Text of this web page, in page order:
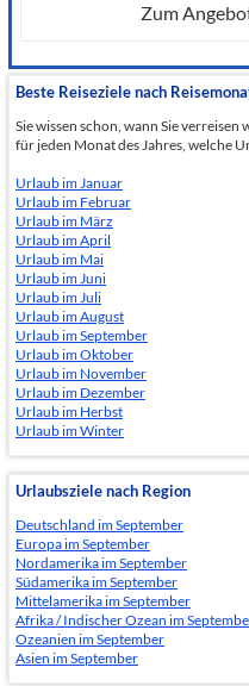
Zum
Beste Reiseziele nach
Sie wissen schon, wann Sie
für jeden Monat des Jahres, welche
Urlaub im Januar
Urlaub im Februar
Urlaub im März
Urlaub im April
Urlaub im Mai
Urlaub im Juni
Urlaub im Juli
Urlaub im August
Urlaub im September
Urlaub im Oktober
Urlaub im November
Urlaub im Dezember
Urlaub im Herbst
Urlaub im Winter
Urlaubsziele nach Region
Deutschland im September
Europa im September
Nordamerika im September
Südamerika im September
Mittelamerika im September
Afrika / Indischer Ozean im
Ozeanien im September
Asien im September